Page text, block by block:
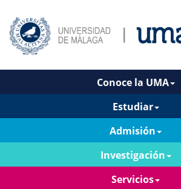
Conoce la UMA
Estudiar
Admisión
Investigación
Servicios